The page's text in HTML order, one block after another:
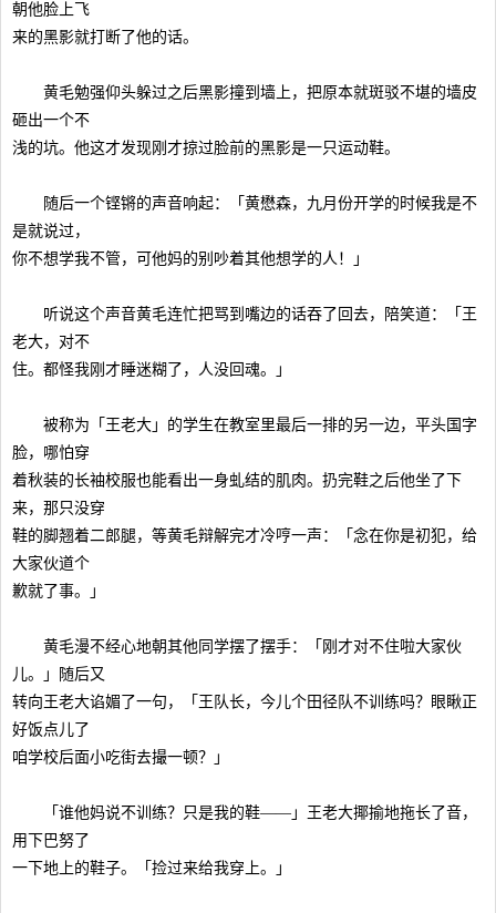
朝他脸上飞
来的黑影就打断了他的话。
黄毛勉强仰头躲过之后黑影撞到墙上，把原本就斑驳不堪的墙皮
砸出一个不
浅的坑。他这才发现刚才掠过脸前的黑影是一只运动鞋。
随后一个铿锵的声音响起：「黄懋森，九月份开学的时候我是不
是就说过，
你不想学我不管，可他妈的别吵着其他想学的人！」
听说这个声音黄毛连忙把骂到嘴边的话吞了回去，陪笑道：「王
老大，对不
住。都怪我刚才睡迷糊了，人没回魂。」
被称为「王老大」的学生在教室里最后一排的另一边，平头国字
脸，哪怕穿
着秋装的长袖校服也能看出一身虬结的肌肉。扔完鞋之后他坐了下
来，那只没穿
鞋的脚翘着二郎腿，等黄毛辩解完才冷哼一声：「念在你是初犯，给
大家伙道个
歉就了事。」
黄毛漫不经心地朝其他同学摆了摆手：「刚才对不住啦大家伙
儿。」随后又
转向王老大谄媚了一句，「王队长，今儿个田径队不训练吗？眼瞅正
好饭点儿了
咱学校后面小吃街去撮一顿？」
「谁他妈说不训练？只是我的鞋——」王老大揶揄地拖长了音，
用下巴努了
一下地上的鞋子。「捡过来给我穿上。」